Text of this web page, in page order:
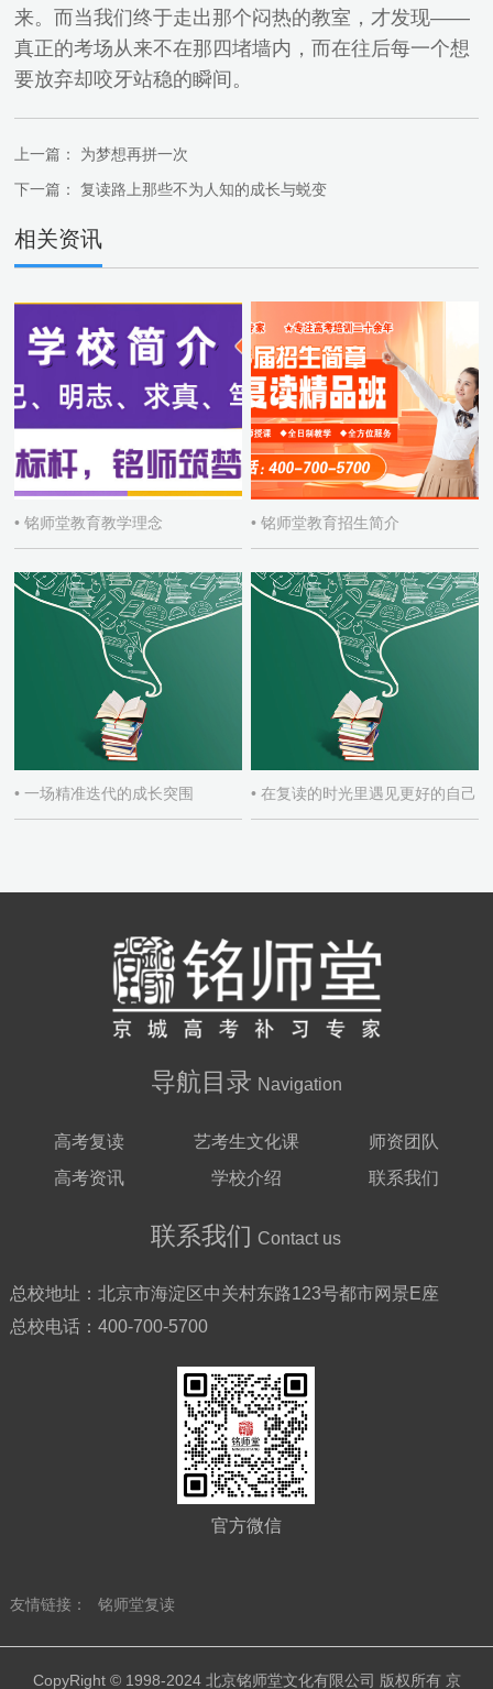
来。而当我们终于走出那个闷热的教室，才发现——
真正的考场从来不在那四堵墙内，而在往后每一个想
要放弃却咬牙站稳的瞬间。
上一篇：
为梦想再拼一次
下一篇：
复读路上那些不为人知的成长与蜕变
相关资讯
• 铭师堂教育教学理念 • 铭师堂教育招生简介
• 一场精准迭代的成长突围 • 在复读的时光里遇见更好的自己
导航目录 Navigation
高考复读 艺考生文化课
师资团队
高考资讯
学校介绍 联系我们
联系我们 Contact us
总校地址： 北京市海淀区中关村东路123号都市网景E座
总校电话： 400-700-5700
官方微信
友情链接： 铭师堂复读
CopyRight © 1998-2024 北京铭师堂文化有限公司 版权所有 京